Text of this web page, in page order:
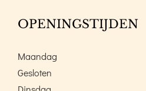
OPENINGSTIJDEN
Maandag
Gesloten